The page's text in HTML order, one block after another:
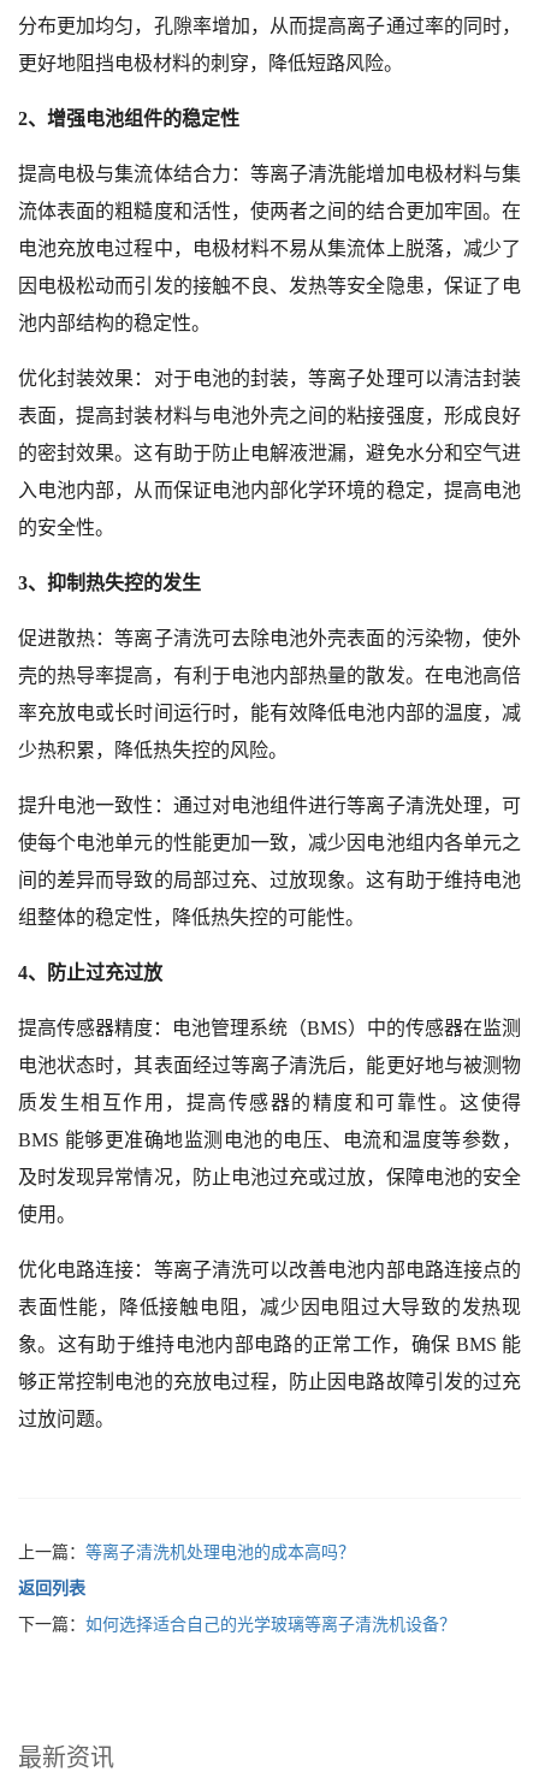
分布更加均匀，孔隙率增加，从而提高离子通过率的同时，
更好地阻挡电极材料的刺穿，降低短路风险。
2、增强电池组件的稳定性
提高电极与集流体结合力：等离子清洗能增加电极材料与集
流体表面的粗糙度和活性，使两者之间的结合更加牢固。在
电池充放电过程中，电极材料不易从集流体上脱落，减少了
因电极松动而引发的接触不良、发热等安全隐患，保证了电
池内部结构的稳定性。
优化封装效果：对于电池的封装，等离子处理可以清洁封装
表面，提高封装材料与电池外壳之间的粘接强度，形成良好
的密封效果。这有助于防止电解液泄漏，避免水分和空气进
入电池内部，从而保证电池内部化学环境的稳定，提高电池
的安全性。
3、抑制热失控的发生
促进散热：等离子清洗可去除电池外壳表面的污染物，使外
壳的热导率提高，有利于电池内部热量的散发。在电池高倍
率充放电或长时间运行时，能有效降低电池内部的温度，减
少热积累，降低热失控的风险。
提升电池一致性：通过对电池组件进行等离子清洗处理，可
使每个电池单元的性能更加一致，减少因电池组内各单元之
间的差异而导致的局部过充、过放现象。这有助于维持电池
组整体的稳定性，降低热失控的可能性。
4、防止过充过放
提高传感器精度：电池管理系统（BMS）中的传感器在监测
电池状态时，其表面经过等离子清洗后，能更好地与被测物
质发生相互作用，提高传感器的精度和可靠性。这使得
BMS 能够更准确地监测电池的电压、电流和温度等参数，
及时发现异常情况，防止电池过充或过放，保障电池的安全
使用。
优化电路连接：等离子清洗可以改善电池内部电路连接点的
表面性能，降低接触电阻，减少因电阻过大导致的发热现
象。这有助于维持电池内部电路的正常工作，确保 BMS 能
够正常控制电池的充放电过程，防止因电路故障引发的过充
过放问题。
上一篇： 等离子清洗机处理电池的成本高吗？
返回列表
下一篇： 如何选择适合自己的光学玻璃等离子清洗机设备？
最新资讯